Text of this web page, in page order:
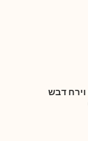
וירח דבש